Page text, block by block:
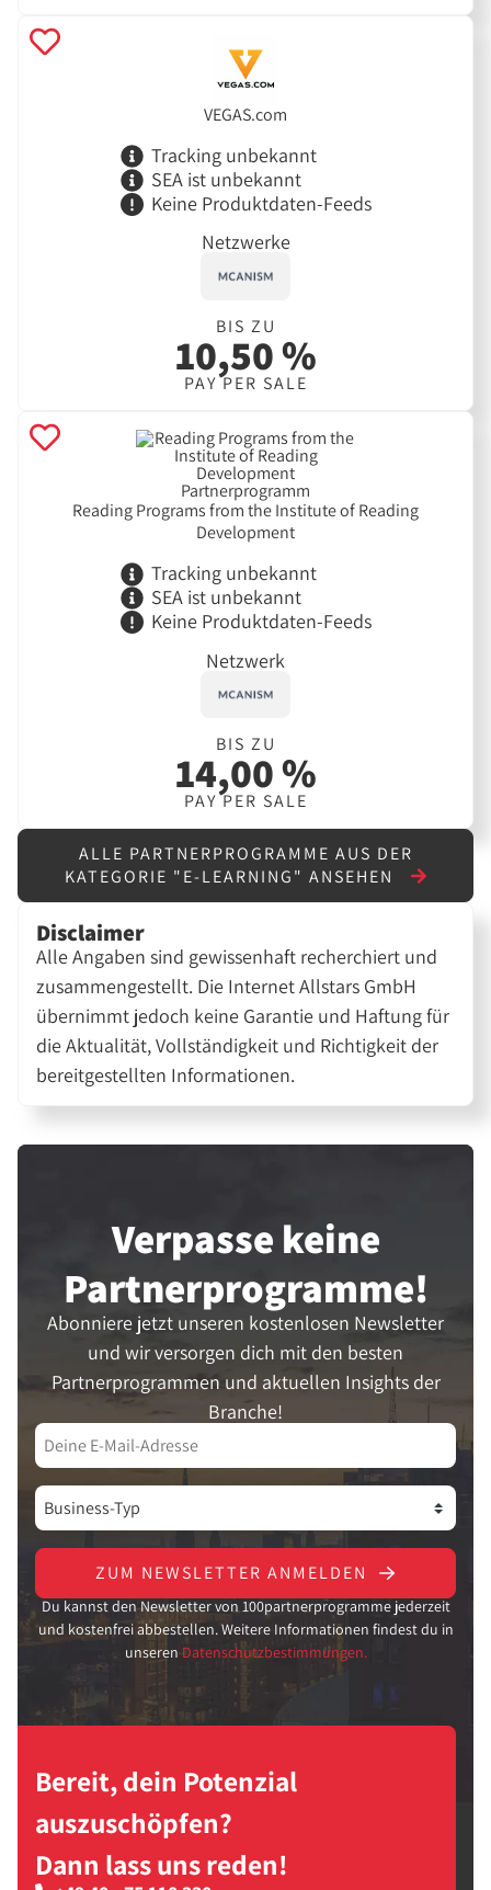
VEGAS.com
Tracking unbekannt
SEA ist unbekannt
Keine Produktdaten-Feeds
Netzwerke
BIS ZU
10,50 %
PAY PER SALE
Reading Programs from the Institute of Reading
Development
Tracking unbekannt
SEA ist unbekannt
Keine Produktdaten-Feeds
Netzwerk
BIS ZU
14,00 %
PAY PER SALE
ALLE PARTNERPROGRAMME AUS DER
KATEGORIE "E-LEARNING" ANSEHEN
Disclaimer
Alle Angaben sind gewissenhaft recherchiert und
zusammengestellt. Die Internet Allstars GmbH
übernimmt jedoch keine Garantie und Haftung für
die Aktualität, Vollständigkeit und Richtigkeit der
bereitgestellten Informationen.
Verpasse keine
Partner­programme!
Abonniere jetzt unseren kostenlosen Newsletter
und wir versorgen dich mit den besten
Partnerprogrammen und aktuellen Insights der
Branche!
ZUM NEWSLETTER ANMELDEN
Du kannst den Newsletter von 100partnerprogramme jederzeit
und kostenfrei abbestellen. Weitere Informationen findest du in
unseren Datenschutzbestimmungen.
Bereit, dein Potenzial
auszuschöpfen?
Dann lass uns reden!